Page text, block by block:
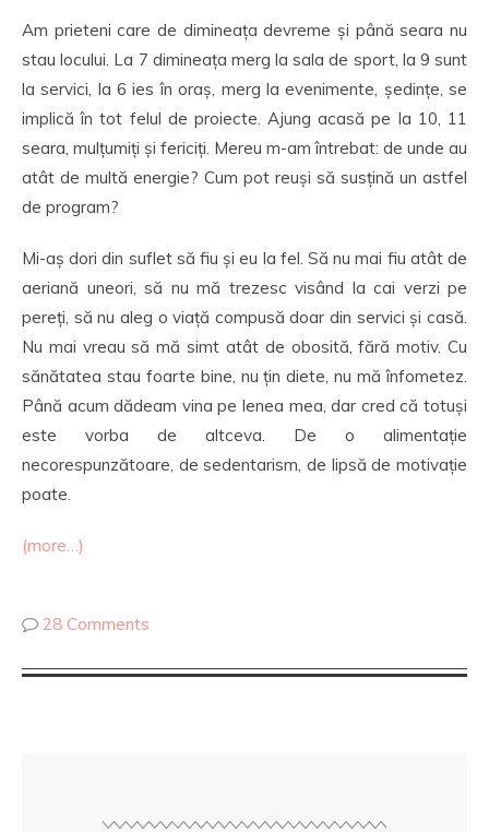
Am prieteni care de dimineața devreme și până seara nu
stau locului. La 7 dimineața merg la sala de sport, la 9 sunt
la servici, la 6 ies în oraș, merg la evenimente, ședințe, se
implică în tot felul de proiecte. Ajung acasă pe la 10, 11
seara, mulțumiți și fericiți. Mereu m-am întrebat: de unde au
atât de multă energie? Cum pot reuși să susțină un astfel
de program?
Mi-aș dori din suflet să fiu și eu la fel. Să nu mai fiu atât de
aeriană uneori, să nu mă trezesc visând la cai verzi pe
pereți, să nu aleg o viață compusă doar din servici și casă.
Nu mai vreau să mă simt atât de obosită, fără motiv. Cu
sănătatea stau foarte bine, nu țin diete, nu mă înfometez.
Până acum dădeam vina pe lenea mea, dar cred că totuși
este vorba de altceva. De o alimentație
necorespunzătoare, de sedentarism, de lipsă de motivație
poate.
(more…)
28 Comments